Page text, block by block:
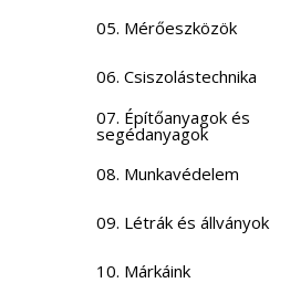
05. Mérőeszközök
06. Csiszolástechnika
07. Építőanyagok és
segédanyagok
08. Munkavédelem
09. Létrák és állványok
10. Márkáink